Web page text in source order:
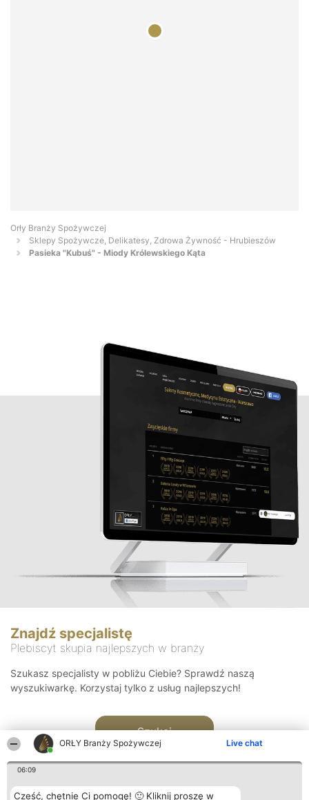
ORŁY Branży Spożywczej Live chat
06:09
Cześć, chętnie Ci pomogę! 🙂 Kliknij proszę w
Orły Branży Spożywczej
Sklepy Spożywcze, Delikatesy, Zdrowa Żywność - Hrubieszów
Pasieka "Kubuś" - Miody Królewskiego Kąta
Znajdź specjalistę
Plebiscyt skupia najlepszych w branży
Szukasz specjalisty w pobliżu Ciebie? Sprawdź naszą
wyszukiwarkę. Korzystaj tylko z usług najlepszych!
Szukaj